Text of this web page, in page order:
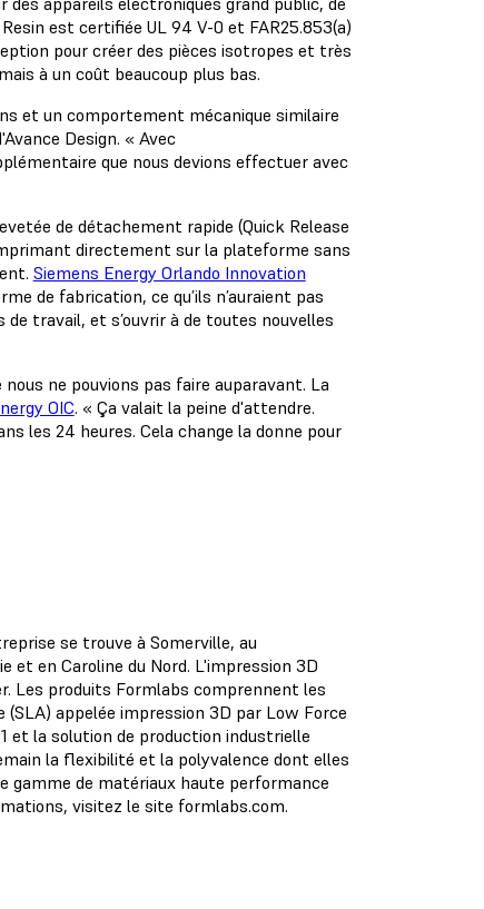
est certifiée UL 94 V-0 et FAR25.853(a)
pour créer des pièces isotropes et très
à un coût beaucoup plus bas.
et un comportement mécanique similaire
Design. « Avec
que nous devions effectuer avec
de détachement rapide (Quick Release
directement sur la plateforme sans
Siemens Energy Orlando Innovation
de fabrication, ce qu’ils n’auraient pas
travail, et s’ouvrir à de toutes nouvelles
ne pouvions pas faire auparavant. La
OIC. « Ça valait la peine d'attendre.
les 24 heures. Cela change la donne pour
se trouve à Somerville, au
et en Caroline du Nord. L'impression 3D
Les produits Formlabs comprennent les
appelée impression 3D par Low Force
et la solution de production industrielle
la flexibilité et la polyvalence dont elles
gamme de matériaux haute performance
visitez le site formlabs.com.